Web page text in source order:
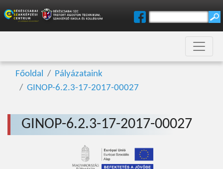
Főoldal
Pályázataink
GINOP-6.2.3-17-2017-00027
GINOP-6.2.3-17-2017-00027